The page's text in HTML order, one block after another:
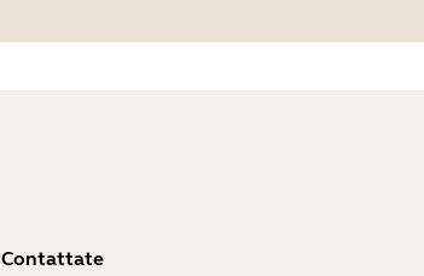
Contattate